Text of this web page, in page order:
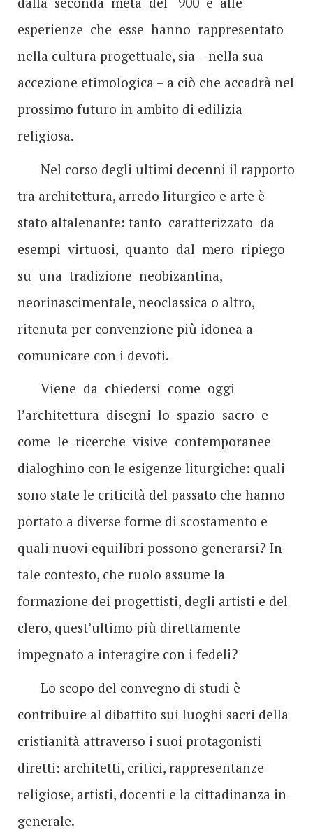
esperienze che esse hanno rappresentato
nella cultura progettuale, sia – nella sua
accezione etimologica – a ciò che accadrà nel
prossimo futuro in ambito di edilizia
religiosa.
Nel corso degli ultimi decenni il rapporto
tra architettura, arredo liturgico e arte è
stato altalenante: tanto caratterizzato da
esempi virtuosi, quanto dal mero ripiego
su una tradizione neobizantina,
neorinascimentale, neoclassica o altro,
ritenuta per convenzione più idonea a
comunicare con i devoti.
Viene da chiedersi come oggi
l’architettura disegni lo spazio sacro e
come le ricerche visive contemporanee
dialoghino con le esigenze liturgiche: quali
sono state le criticità del passato che hanno
portato a diverse forme di scostamento e
quali nuovi equilibri possono generarsi? In
tale contesto, che ruolo assume la
formazione dei progettisti, degli artisti e del
clero, quest’ultimo più direttamente
impegnato a interagire con i fedeli?
Lo scopo del convegno di studi è
contribuire al dibattito sui luoghi sacri della
cristianità attraverso i suoi protagonisti
diretti: architetti, critici, rappresentanze
religiose, artisti, docenti e la cittadinanza in
generale.